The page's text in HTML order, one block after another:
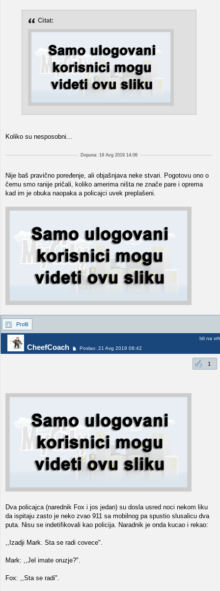
Citat:
Koliko su nesposobni...
Dopuna: 19 Avg 2019 14:06
Nije baš pravično poređenje, ali objašnjava neke stvari. Pogotovu ono o
čemu smo ranije pričali, koliko amerima ništa ne znače pare i oprema
kad im je obuka naopaka a policajci uvek preplašeni.
Profil
CheefCoach Poslao: 21 Avg 2019 08:42
Idi na vrh
1
Dva policajca (narednik Fox i jos jedan) su dosla usred noci nekom liku
da ispitaju zasto je neko zvao 911 sa mobilnog pa spustio slusalicu dva
puta. Nisu se indetifikovali kao policija. Naradnik je onda kucao i rekao:
,,Izadji Mark. Sta se radi covece".
Mark: ,,Jel imate oruzje?".
Fox: ,,Sta se radi".